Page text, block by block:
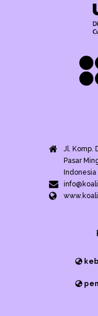
Jl. Komp.
Pasar
Indonesia